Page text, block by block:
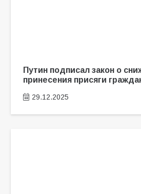
Путин подписал закон о
принесения присяги
29.12.2025